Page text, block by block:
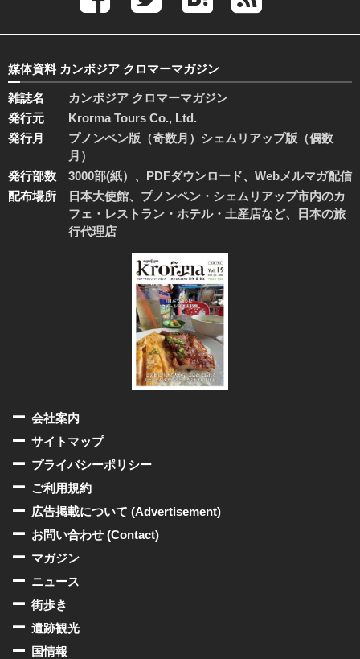
媒体資料 カンボジア クロマーマガジン
雑誌名
カンボジア クロマーマガジン
発行元
Krorma Tours Co., Ltd.
発行月
プノンペン版（奇数月）シェムリアップ版（偶数
月）
発行部数
3000部(紙）、PDFダウンロード、Webメルマガ配信
配布場所
日本大使館、プノンペン・シェムリアップ市内のカ
フェ・レストラン・ホテル・土産店など、日本の旅
行代理店
会社案内
サイトマップ
プライバシーポリシー
ご利用規約
広告掲載について (Advertisement)
お問い合わせ (Contact)
マガジン
ニュース
街歩き
遺跡観光
国情報